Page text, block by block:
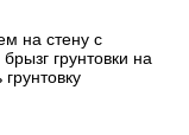
на стену с
грунтовки на